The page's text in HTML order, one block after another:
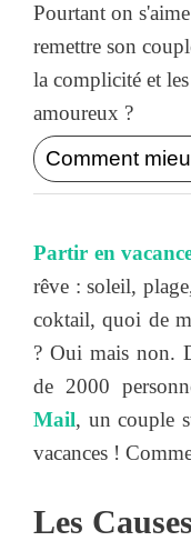
Pourtant on
remettre son
la complicité et
amoureux ?
Comment
Partir en
rêve : soleil,
coktail, quoi de
? Oui mais non.
de 2000
Mail, un couple
vacances !
Les